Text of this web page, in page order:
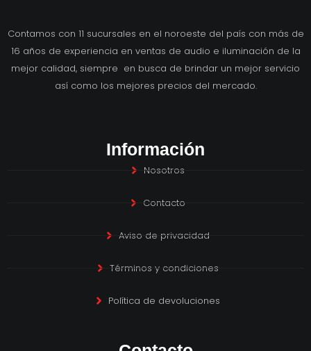
Contamos con 11 sucursales en el noroeste del país con más de
16 años de experiencia en ventas de audio e iluminación de la
mejor calidad, siempre en busca de brindar un mejor servicio
así como los mejores precios del mercado.
Información
Nosotros
Contacto
Aviso de privacidad
Términos y condiciones
Política de devoluciones